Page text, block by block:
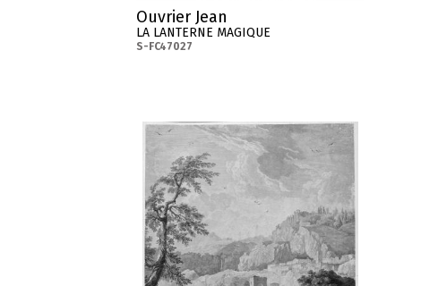
Ouvrier Jean
LA LANTERNE MAGIQUE
S-FC47027